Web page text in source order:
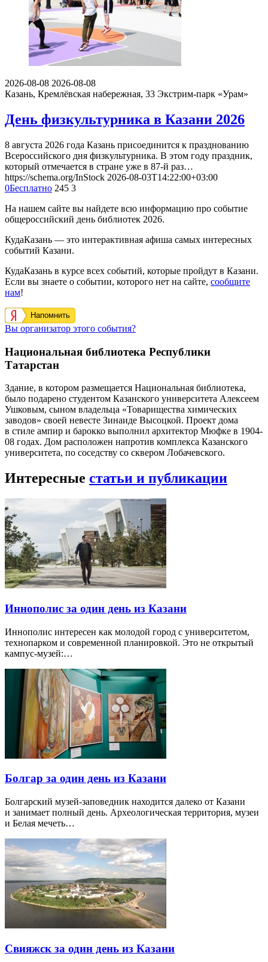
2026-08-08 2026-08-08
Казань, Кремлёвская набережная, 33 Экстрим-парк «Урам»
День физкультурника в Казани 2026
8 августа 2026 года Казань присоединится к празднованию
Всероссийского дня физкультурника. В этом году праздник,
который отмечается в стране уже в 87-й раз…
https://schema.org/InStock 2026-08-03T14:22:00+03:00
0Бесплатно 245 3
На нашем сайте вы найдете всю информацию про событие
общероссийский день библиотек 2026.
КудаКазань — это интерактивная афиша самых интересных
событий Казани.
КудаКазань в курсе всех событий, которые пройдут в Казани.
Если вы знаете о событии, которого нет на сайте, сообщите
нам!
Напомнить
Вы организатор этого события?
Национальная библиотека Республики
Татарстан
Здание, в котором размещается Национальная библиотека,
было подарено студентом Казанского университета Алексеем
Ушковым, сыном владельца «Товарищества химических
заводов» своей невесте Зинаиде Высоцкой. Проект дома
в стиле ампир и барокко выполнил архитектор Мюфке в 1904-
08 годах. Дом расположен напротив комплекса Казанского
университета, по соседству со сквером Лобачевского.
Интересные статьи и публикации
Иннополис за один день из Казани
Иннополис интересен как молодой город с университетом,
технопарком и современной планировкой. Это не открытый
кампус-музей:…
Болгар за один день из Казани
Болгарский музей-заповедник находится далеко от Казани
и занимает полный день. Археологическая территория, музеи
и Белая мечеть…
Свияжск за один день из Казани